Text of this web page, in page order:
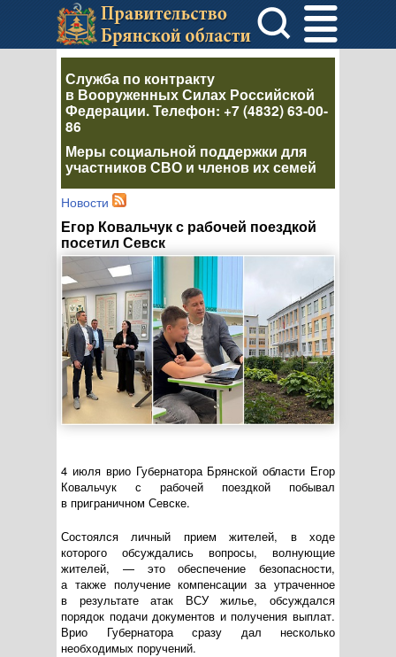
Служба по контракту
в Вооруженных Силах Российской
Федерации. Телефон: +7 (4832) 63-00-
86
Меры социальной поддержки для
участников СВО и членов их семей
Новости
Егор Ковальчук с рабочей поездкой
посетил Севск
4 июля врио Губернатора Брянской области Егор
Ковальчук с рабочей поездкой побывал
в приграничном Севске.
Состоялся личный прием жителей, в ходе
которого обсуждались вопросы, волнующие
жителей, — это обеспечение безопасности,
а также получение компенсации за утраченное
в результате атак ВСУ жилье, обсуждался
порядок подачи документов и получения выплат.
Врио Губернатора сразу дал несколько
необходимых поручений.